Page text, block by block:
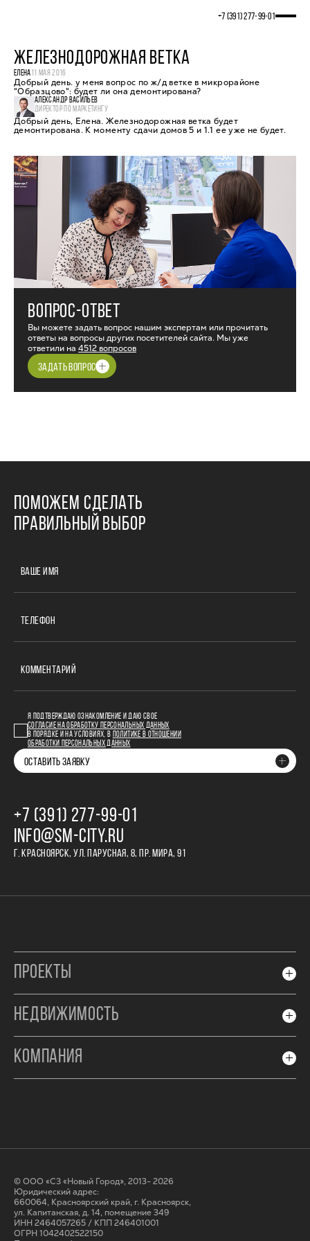
+7 (391) 277‒99‒01
ЖЕЛЕЗНОДОРОЖНАЯ ВЕТКА
ЕЛЕНА11 МАЯ 2016
Добрый день. у меня вопрос по ж/д ветке в микрорайоне
"Образцово": будет ли она демонтирована?
АЛЕКСАНДР ВАСИЛЬЕВ
ДИРЕКТОР ПО МАРКЕТИНГУ
Добрый день, Елена. Железнодорожная ветка будет
демонтирована. К моменту сдачи домов 5 и 1.1 ее уже не будет.
ВОПРОС-ОТВЕТ
Вы можете задать вопрос нашим экспертам или прочитать
ответы на вопросы других посетителей сайта. Мы уже
ответили на 4512 вопросов
ЗАДАТЬ ВОПРОС
ПОМОЖЕМ СДЕЛАТЬ
ПРАВИЛЬНЫЙ ВЫБОР
ВАШЕ ИМЯ
ТЕЛЕФОН
КОММЕНТАРИЙ
Я ПОДТВЕРЖДАЮ ОЗНАКОМЛЕНИЕ И ДАЮ СВОЕ
СОГЛАСИЕ НА ОБРАБОТКУ ПЕРСОНАЛЬНЫХ ДАННЫХ
В ПОРЯДКЕ И НА УСЛОВИЯХ, В
ПОЛИТИКЕ В ОТНОШЕНИИ
ОБРАБОТКИ ПЕРСОНАЛЬНЫХ ДАННЫХ
ОСТАВИТЬ ЗАЯВКУ
+7 (391) 277‒99‒01
INFO@SM-CITY.RU
Г. КРАСНОЯРСК, УЛ. ПАРУСНАЯ, 8, ПР. МИРА, 91
ПРОЕКТЫ
НЕДВИЖИМОСТЬ
КОМПАНИЯ
© ООО «СЗ «Новый Город», 2013- 2026
Юридический адрес:
660064, Красноярский край, г. Красноярск,
ул. Капитанская, д. 14, помещение 349
ИНН 2464057265 / КПП 246401001
ОГРН 1042402522150